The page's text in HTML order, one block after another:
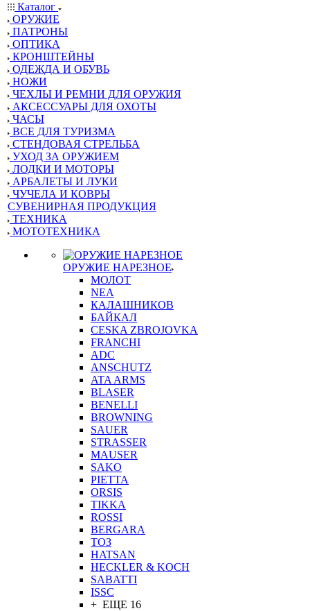
Каталог
ОРУЖИЕ
ПАТРОНЫ
ОПТИКА
КРОНШТЕЙНЫ
ОДЕЖДА И ОБУВЬ
НОЖИ
ЧЕХЛЫ И РЕМНИ ДЛЯ ОРУЖИЯ
АКСЕССУАРЫ ДЛЯ ОХОТЫ
ЧАСЫ
ВСЕ ДЛЯ ТУРИЗМА
СТЕНДОВАЯ СТРЕЛЬБА
УХОД ЗА ОРУЖИЕМ
ЛОДКИ И МОТОРЫ
АРБАЛЕТЫ И ЛУКИ
ЧУЧЕЛА И КОВРЫ
СУВЕНИРНАЯ ПРОДУКЦИЯ
ТЕХНИКА
МОТОТЕХНИКА
ОРУЖИЕ НАРЕЗНОЕ
МОЛОТ
NEA
КАЛАШНИКОВ
БАЙКАЛ
CESKA ZBROJOVKA
FRANCHI
ADC
ANSCHUTZ
ATA ARMS
BLASER
BENELLI
BROWNING
SAUER
STRASSER
MAUSER
SAKO
PIETTA
ORSIS
TIKKA
ROSSI
BERGARA
ТОЗ
HATSAN
HECKLER & KOCH
SABATTI
ISSC
+ ЕЩЕ 16